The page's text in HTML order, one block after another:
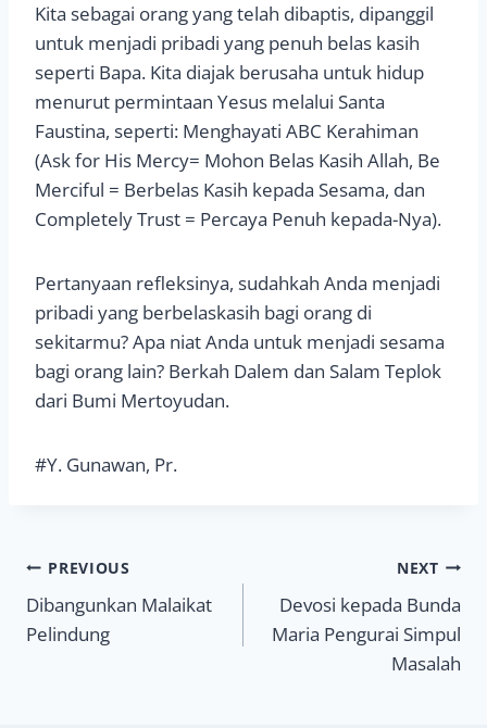
Kita sebagai orang yang telah dibaptis, dipanggil
untuk menjadi pribadi yang penuh belas kasih
seperti Bapa. Kita diajak berusaha untuk hidup
menurut permintaan Yesus melalui Santa
Faustina, seperti: Menghayati ABC Kerahiman
(Ask for His Mercy= Mohon Belas Kasih Allah, Be
Merciful = Berbelas Kasih kepada Sesama, dan
Completely Trust = Percaya Penuh kepada-Nya).
Pertanyaan refleksinya, sudahkah Anda menjadi
pribadi yang berbelaskasih bagi orang di
sekitarmu? Apa niat Anda untuk menjadi sesama
bagi orang lain? Berkah Dalem dan Salam Teplok
dari Bumi Mertoyudan.
#Y. Gunawan, Pr.
Navigasi
pos
PREVIOUS
Dibangunkan Malaikat
Pelindung
NEXT
Devosi kepada Bunda
Maria Pengurai Simpul
Masalah